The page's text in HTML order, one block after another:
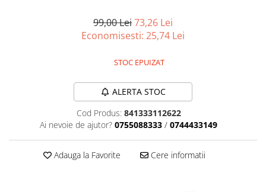
Plusuri si papusi
99,00 Lei73,26 Lei
Economisesti: 25,74 Lei
STOC EPUIZAT
ALERTA STOC
Cod Produs: 841333112622
Ai nevoie de ajutor? 0755088333 / 0744433149
Adauga la Favorite Cere informatii